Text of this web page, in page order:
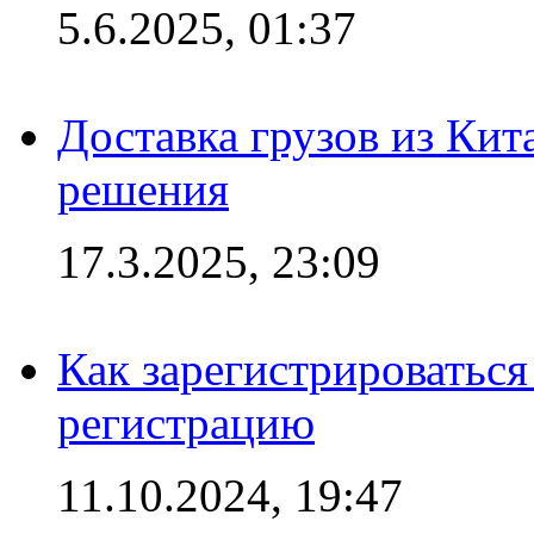
5.6.2025, 01:37
Доставка грузов из
решения
17.3.2025, 23:09
Как
регистрацию
11.10.2024, 19:47